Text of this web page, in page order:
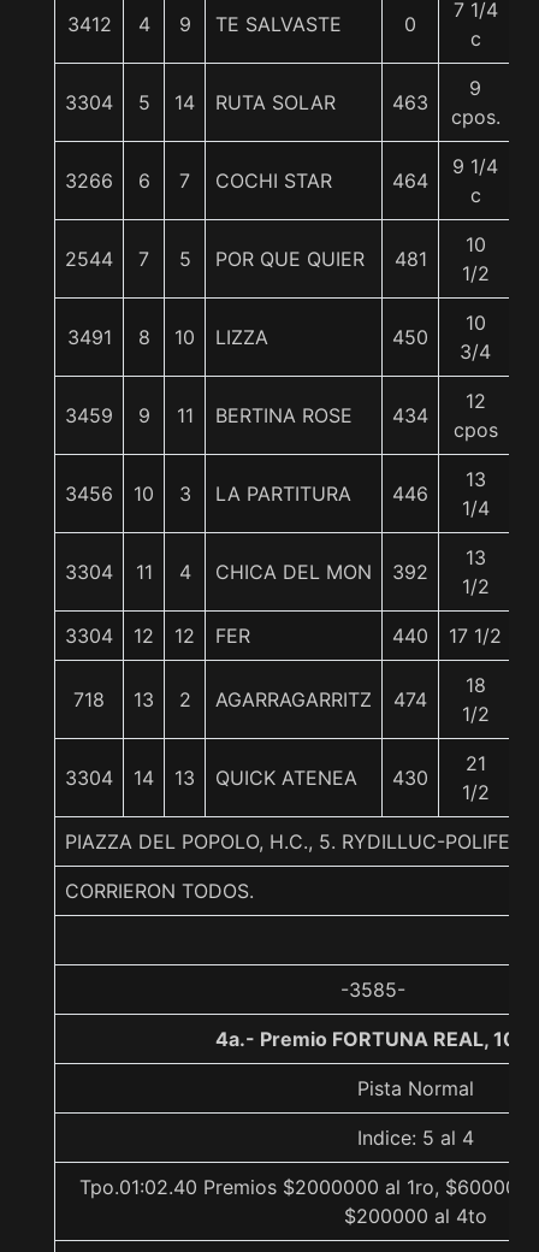
3412 4 9 TE SALVASTE 0
7 1/4
c
3304 5 14 RUTA SOLAR 463
9
cpos.
3266 6 7 COCHI STAR 464
9 1/4
c
2544 7 5 POR QUE QUIER 481
10
1/2
3491 8 10 LIZZA 450
10
3/4
3459 9 11 BERTINA ROSE 434
12
cpos
3456 10 3 LA PARTITURA 446
13
1/4
3304 11 4 CHICA DEL MON 392
13
1/2
3304 12 12 FER 440 17 1/2
718 13 2 AGARRAGARRITZ 474
18
1/2
3304 14 13 QUICK ATENEA 430
21
1/2
PIAZZA DEL POPOLO, H.C., 5. RYDILLUC-
CORRIERON TODOS.
-3585-
4a.- Premio FORTUNA REAL,
Pista Normal
Indice: 5 al 4
Tpo.01:02.40 Premios $2000000 al 1ro,
$200000 al 4to